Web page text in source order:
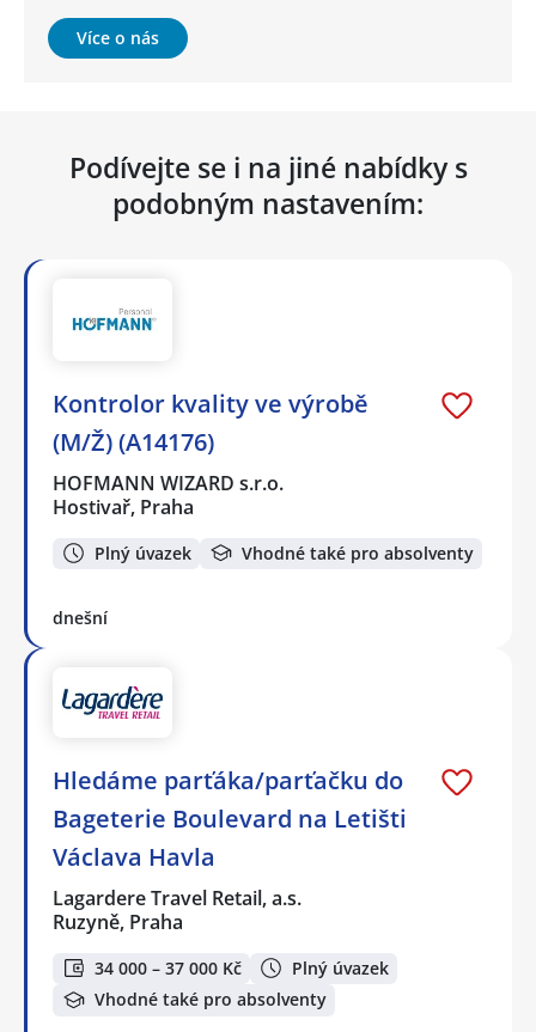
Více o nás
Podívejte se i na jiné nabídky s
podobným nastavením:
Kontrolor kvality ve výrobě
(M/Ž) (A14176)
HOFMANN WIZARD s.r.o.
Hostivař, Praha
Plný úvazek Vhodné také pro absolventy
dnešní
Hledáme parťáka/parťačku do
Bageterie Boulevard na Letišti
Václava Havla
Lagardere Travel Retail, a.s.
Ruzyně, Praha
34 000 – 37 000 Kč
Plný úvazek
Vhodné také pro absolventy